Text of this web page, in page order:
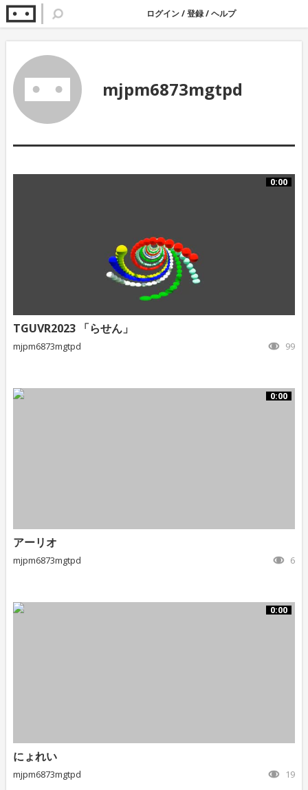
ログイン/登録/ヘルプ
mjpm6873mgtpd
0:00
TGUVR2023 「らせん」
mjpm6873mgtpd 99
0:00
アーリオ
mjpm6873mgtpd 6
0:00
にょれい
mjpm6873mgtpd 19